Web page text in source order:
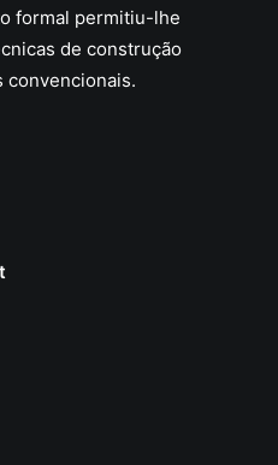
formal permitiu-lhe
de construção
convencionais.